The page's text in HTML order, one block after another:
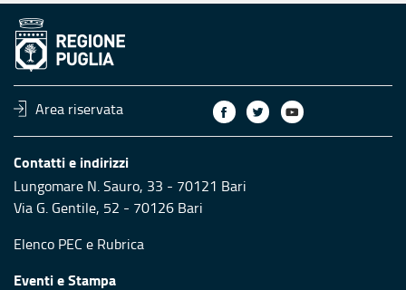
Area riservata
Contatti e indirizzi
Lungomare N. Sauro, 33 - 70121 Bari
Via G. Gentile, 52 - 70126 Bari
Elenco PEC e Rubrica
Eventi e Stampa